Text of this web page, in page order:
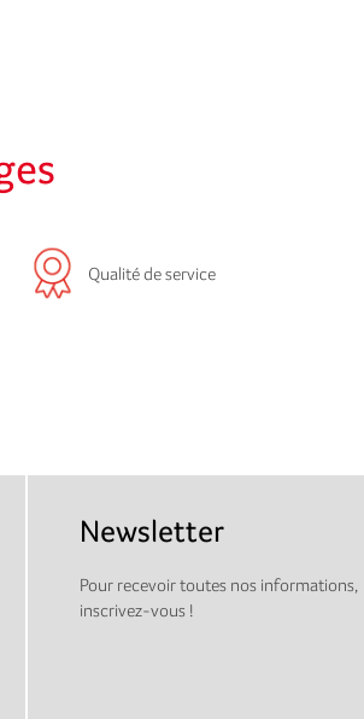
Qualité de service
Newsletter
Pour recevoir toutes nos informations,
inscrivez-vous !